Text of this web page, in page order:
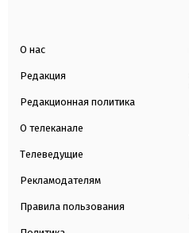
О нас
Редакция
Редакционная политика
О телеканале
Телеведущие
Рекламодателям
Правила пользования